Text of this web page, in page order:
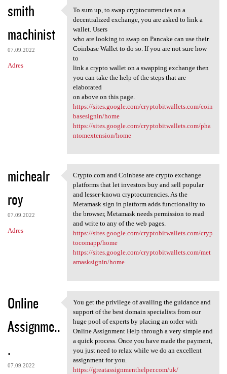
smith
machinist
07.09.2022
Adres
To sum up, to swap
To sum up, to swap cryptocurrencies on a
decentralized exchange, you are asked to link a
wallet. Users
who are looking to swap on Pancake can use their
Coinbase Wallet to do so. If you are not sure how
to
link a crypto wallet on a swapping exchange then
you can take the help of the steps that are
elaborated
on above on this page.
https://sites.google.com/cryptobitwallets.com/coin
basesignin/home
https://sites.google.com/cryptobitwallets.com/pha
ntomextension/home
michealr
roy
07.09.2022
Adres
Crypto.com and Coinbase are
Crypto.com and Coinbase are crypto exchange
platforms that let investors buy and sell popular
and lesser-known cryptocurrencies. As the
Metamask sign in platform adds functionality to
the browser, Metamask needs permission to read
and write to any of the web pages.
https://sites.google.com/cryptobitwallets.com/cryp
tocomapp/home
https://sites.google.com/cryptobitwallets.com/met
amasksignin/home
Online
Assignme..
.
07.09.2022
You get the privilege of
You get the privilege of availing the guidance and
support of the best domain specialists from our
huge pool of experts by placing an order with
Online Assignment Help through a very simple and
a quick process. Once you have made the payment,
you just need to relax while we do an excellent
assignment for you.
https://greatassignmenthelper.com/uk/